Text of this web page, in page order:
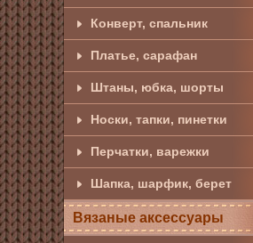
Конверт, спальник
Платье, сарафан
Штаны, юбка, шорты
Носки, тапки, пинетки
Перчатки, варежки
Шапка, шарфик, берет
Вязаные аксессуары